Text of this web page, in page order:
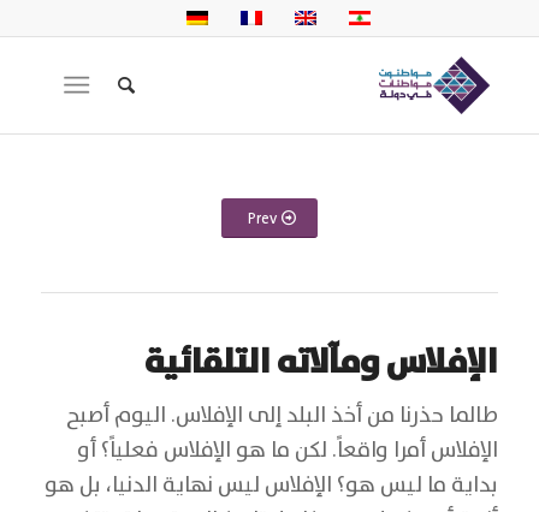
Prev
الإفلاس ومآلاته التلقائية
طالما حذرنا من أخذ البلد إلى الإفلاس. اليوم أصبح
الإفلاس أمرا واقعاً. لكن ما هو الإفلاس فعلياً؟ أو
بداية ما ليس هو؟ الإفلاس ليس نهاية الدنيا، بل هو